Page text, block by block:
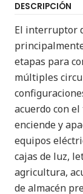
DESCRIPCIÓN
El interruptor
etapas para
múltiples
acuerdo con
enciende y
equipos
cajas de luz,
agricultura,
de almacén